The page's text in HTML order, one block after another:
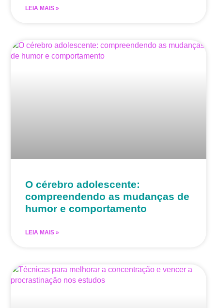
LEIA MAIS »
O cérebro adolescente:
compreendendo as mudanças de
humor e comportamento
LEIA MAIS »